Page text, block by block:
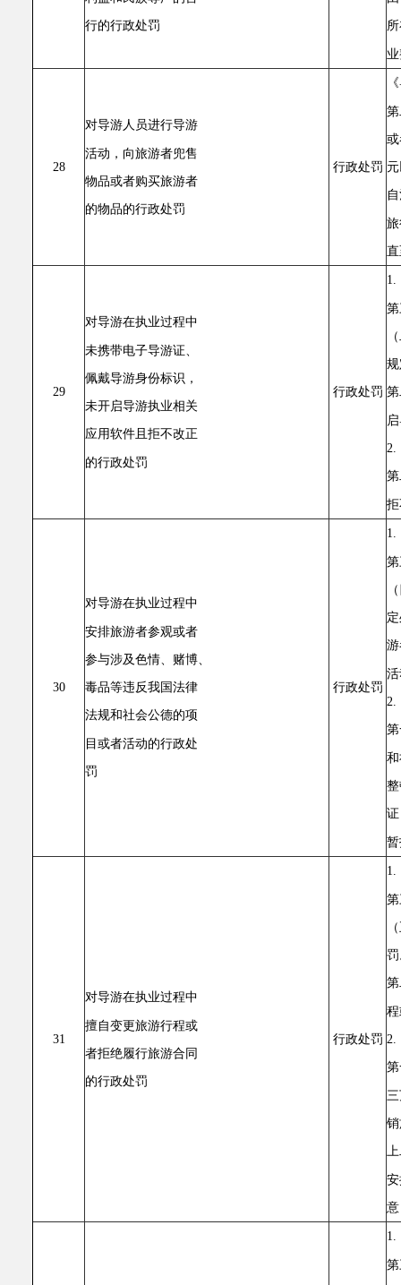
行的行政处罚
28
对导游人员进行导游
活动，向旅游者兜售
物品或者购买旅游者
的物品的行政处罚
行政处罚
29
对导游在执业过程中
未携带电子导游证、
佩戴导游身份标识，
未开启导游执业相关
应用软件且拒不改正
的行政处罚
行政处罚
1.
2.
30
对导游在执业过程中
安排旅游者参观或者
参与涉及色情、赌博、
毒品等违反我国法律
法规和社会公德的项
目或者活动的行政处
罚
行政处罚
1.
2.
31
对导游在执业过程中
擅自变更旅游行程或
者拒绝履行旅游合同
的行政处罚
行政处罚
1.
2.
1.